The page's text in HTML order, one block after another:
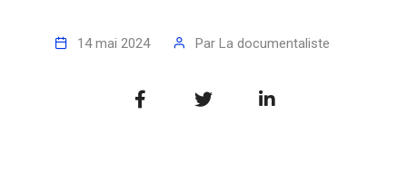
14 mai 2024 Par La documentaliste